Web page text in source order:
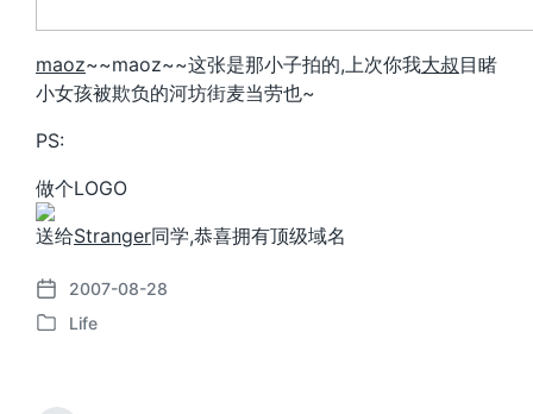
maoz~~maoz~~这张是那小子拍的,上次你我大叔目睹
小女孩被欺负的河坊街麦当劳也~
PS:
做个LOGO
送给Stranger同学,恭喜拥有顶级域名
发
布
2007-08-28
发
Life